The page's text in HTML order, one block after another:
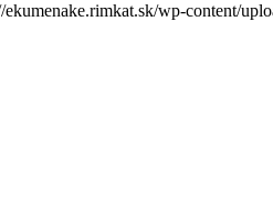
ekumenake.rimkat.sk/wp-content/